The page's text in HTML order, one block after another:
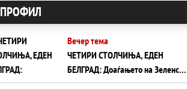
ПРОФИЛ
Вечер тема
ЧЕТИРИ СТОЛЧИЊА, ЕДЕН
БЕЛГРАД: Доаѓањето на Зеленски
ги открива тајните на политиката